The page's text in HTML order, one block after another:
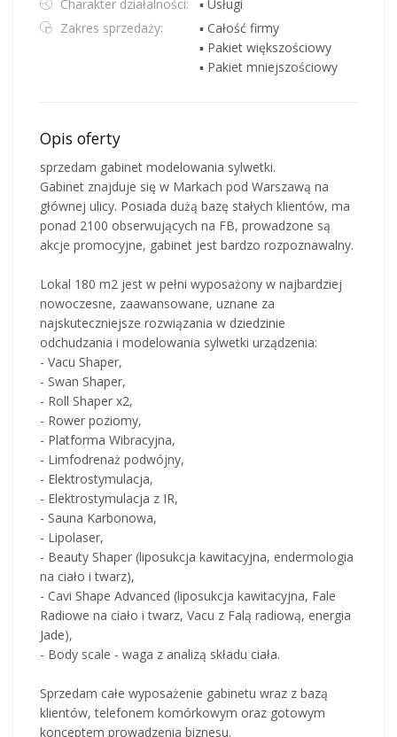
Charakter działalności:
▪ Usługi
Zakres sprzedaży:
▪ Całość firmy
▪ Pakiet większościowy
▪ Pakiet mniejszościowy
Opis oferty
sprzedam gabinet modelowania sylwetki.
Gabinet znajduje się w Markach pod Warszawą na
głównej ulicy. Posiada dużą bazę stałych klientów, ma
ponad 2100 obserwujących na FB, prowadzone są
akcje promocyjne, gabinet jest bardzo rozpoznawalny.
Lokal 180 m2 jest w pełni wyposażony w najbardziej
nowoczesne, zaawansowane, uznane za
najskuteczniejsze rozwiązania w dziedzinie
odchudzania i modelowania sylwetki urządzenia:
- Vacu Shaper,
- Swan Shaper,
- Roll Shaper x2,
- Rower poziomy,
- Platforma Wibracyjna,
- Limfodrenaż podwójny,
- Elektrostymulacja,
- Elektrostymulacja z IR,
- Sauna Karbonowa,
- Lipolaser,
- Beauty Shaper (liposukcja kawitacyjna, endermologia
na ciało i twarz),
- Cavi Shape Advanced (liposukcja kawitacyjna, Fale
Radiowe na ciało i twarz, Vacu z Falą radiową, energia
Jade),
- Body scale - waga z analizą składu ciała.
Sprzedam całe wyposażenie gabinetu wraz z bazą
klientów, telefonem komórkowym oraz gotowym
konceptem prowadzenia biznesu.